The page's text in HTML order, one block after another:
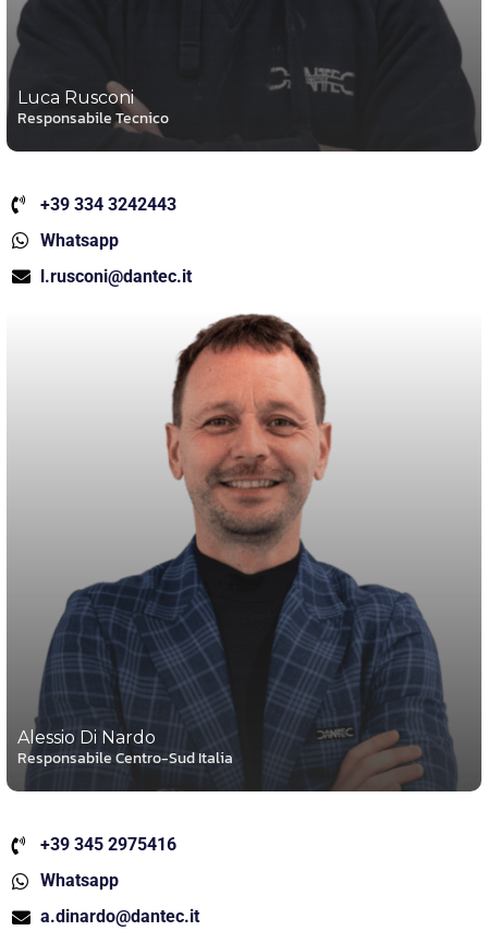
Luca Rusconi
Responsabile Tecnico
+39 334 3242443
Whatsapp
l.rusconi@dantec.it
Alessio Di Nardo
Responsabile Centro-Sud Italia
+39 345 2975416
Whatsapp
a.dinardo@dantec.it